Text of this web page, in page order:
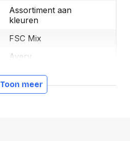
Assortiment aan
kleuren
FSC Mix
Avery
PSA08MX
Toon meer